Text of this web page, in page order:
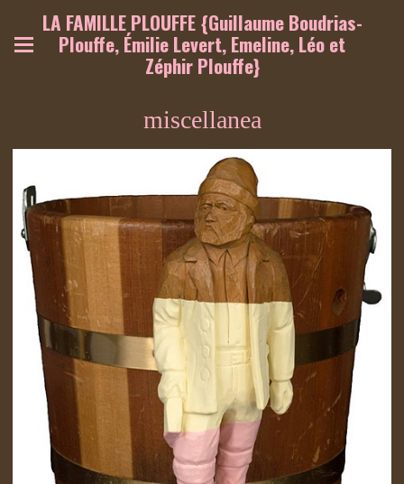
LA FAMILLE PLOUFFE {Guillaume Boudrias-
Plouffe, Émilie Levert, Emeline, Léo et
Zéphir Plouffe}
miscellanea